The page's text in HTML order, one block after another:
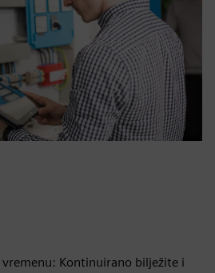
vremenu: Kontinuirano bilježite i